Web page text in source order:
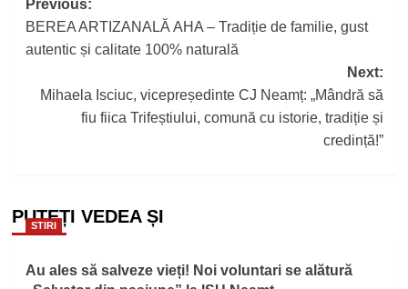
Post
navigation
Previous:
BEREA ARTIZANALĂ AHA – Tradiție de familie, gust
autentic și calitate 100% naturală
Next:
Mihaela Isciuc, vicepreședinte CJ Neamț: „Mândră să
fiu fiica Trifeștiului, comună cu istorie, tradiție și
credință!”
PUTEȚI VEDEA ȘI
STIRI
Au ales să salveze vieți! Noi voluntari se alătură